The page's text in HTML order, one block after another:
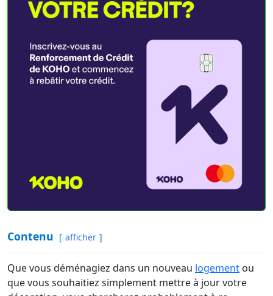
Contenu afficher
Que vous déménagiez dans un nouveau logement ou
que vous souhaitiez simplement mettre à jour votre